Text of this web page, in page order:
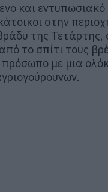
και
στην
της Τετάρτης,
το σπίτι τους
με μια